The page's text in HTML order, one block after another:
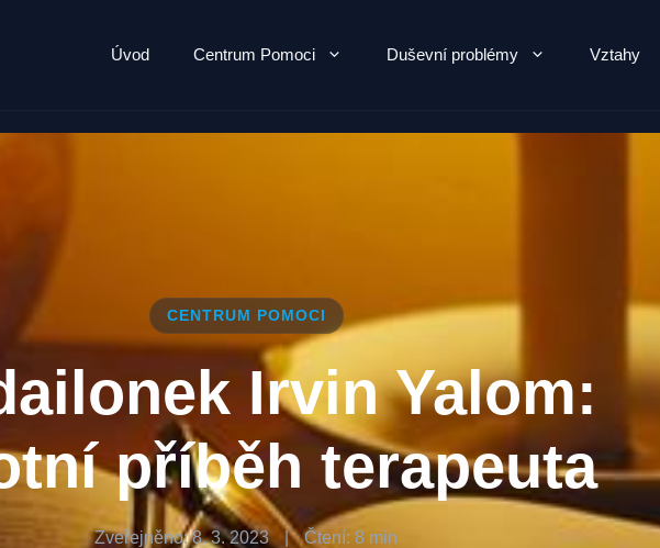
Úvod Centrum Pomoci Duševní problémy Vztahy
CENTRUM POMOCI
Irvin Yalom:
příběh terapeuta
Zveřejněno: 8. 3. 2023 | Čtení: 8 min